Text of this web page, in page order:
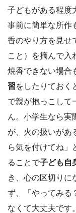
子どもがある程度
事前に簡単な所作
香のやり方を見せ
こと）を摘んで入
焼香できない場合
習をしたりておく
で親が抱っこして
ん。小学生なら実
が、火の扱いがあ
ら気を付けてね」
ることで子ども自
き、心の区切りに
ず、「やってみる
なくて大丈夫です。